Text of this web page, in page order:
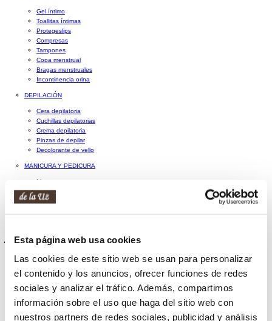
Esta página web usa cookies
Las cookies de este sitio web se usan para personalizar
el contenido y los anuncios, ofrecer funciones de redes
sociales y analizar el tráfico. Además, compartimos
información sobre el uso que haga del sitio web con
nuestros partners de redes sociales, publicidad y análisis
Gel íntimo
Toallitas íntimas
Protegeslips
Compresas
Tampones
Copa menstrual
Bragas menstruales
Incontinencia orina
DEPILACIÓN
Cera depilatoria
Cuchillas depilatorias
Crema depilatoria
Pinzas de depilar
Decolorante de vello
MANICURA Y PEDICURA
Limas
Tijeras y cortaúñas
Herramientas de manicura y pedicura
Cabello
PELUQUERÍA PROFESIONAL
Champú profesional
Acondicionador profesional
Mascarilla profesional
Aceites y sérums profesionales
Tratamientos capilares profesionales